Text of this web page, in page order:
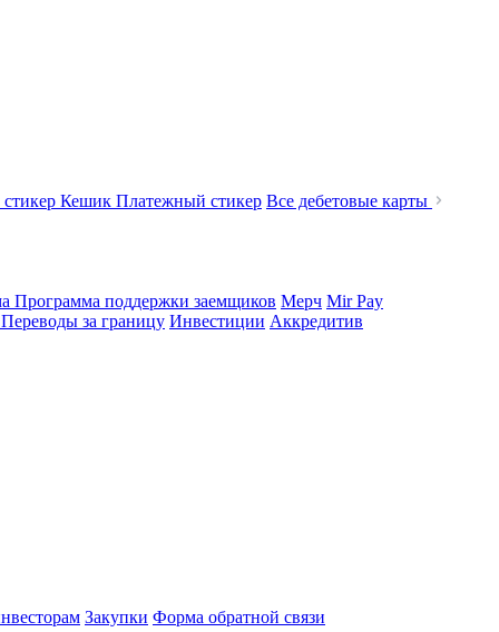
Кешик Платежный стикер Все дебетовые карты
Программа поддержки заемщиков Мерч Mir Pay
Переводы за границу Инвестиции Аккредитив
Закупки Форма обратной связи